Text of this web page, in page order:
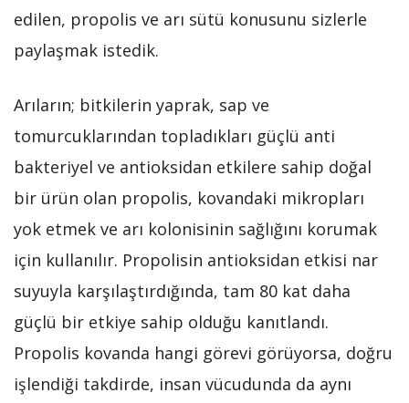
edilen, propolis ve arı sütü konusunu sizlerle
paylaşmak istedik.
Arıların; bitkilerin yaprak, sap ve
tomurcuklarından topladıkları güçlü anti
bakteriyel ve antioksidan etkilere sahip doğal
bir ürün olan propolis, kovandaki mikropları
yok etmek ve arı kolonisinin sağlığını korumak
için kullanılır. Propolisin antioksidan etkisi nar
suyuyla karşılaştırdığında, tam 80 kat daha
güçlü bir etkiye sahip olduğu kanıtlandı.
Propolis kovanda hangi görevi görüyorsa, doğru
işlendiği takdirde, insan vücudunda da aynı